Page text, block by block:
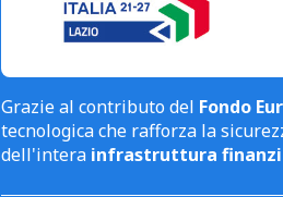
Grazie al contributo del Fondo
tecnologica che rafforza la
dell'intera infrastruttura